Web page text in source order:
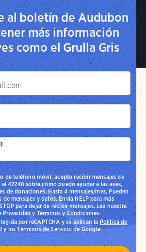
al boletín de Audubon
más información
como el Grulla Gris
de teléfono móvil, acepto recibir mensajes de
42248 sobre cómo puedo ayudar a las aves,
de donaciones. Hasta 4 mensajes/mes. Pueden
de mensajes y datos. Envía HELP para más
para dejar de recibir mensajes. Lee nuestra
PrivacidadyTérminos y Condiciones.
por reCAPTCHA y se aplican laPolítica de
y losTérminos de Serviciode Google